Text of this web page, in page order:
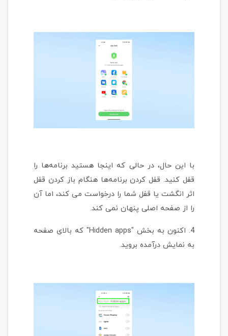
با این حال، در حالی که اینجا هستید برنامه‌ها را
قفل کنید. قفل کردن برنامه‌ها هنگام باز کردن قفل
اثر انگشت یا قفل شما را درخواست می کند، اما آن
را از صفحه اصلی پنهان نمی کند.
4. اکنون به بخش "Hidden apps" که بالای صفحه
به نمایش درآمده بروید.